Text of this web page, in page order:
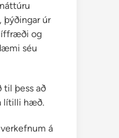
þýðingar úr
og
séu
til þess að
lítilli hæð.
á